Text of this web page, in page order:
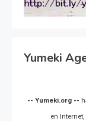
Yumeki
-- Yumeki.org --
en